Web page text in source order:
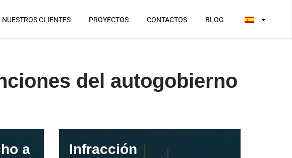
NUESTROS CLIENTES PROYECTOS CONTACTOS BLOG
del autogobierno
a
Infracción